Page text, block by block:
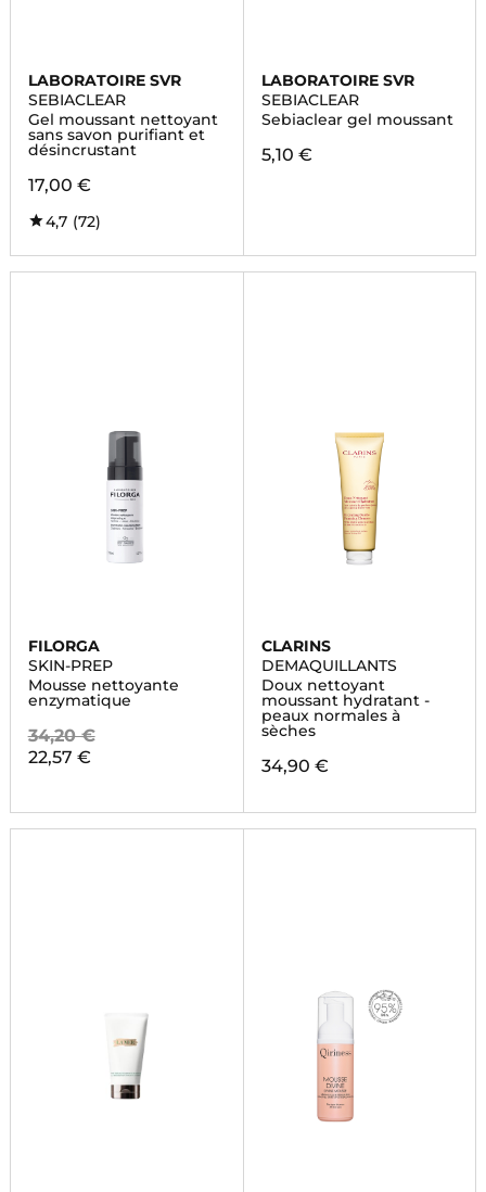
LABORATOIRE SVR
SEBIACLEAR
Gel moussant nettoyant
sans savon purifiant et
désincrustant
17,00 €
4,7 (72)
LABORATOIRE SVR
SEBIACLEAR
Sebiaclear gel moussant
5,10 €
FILORGA
SKIN-PREP
Mousse nettoyante
enzymatique
34,20 €
22,57 €
CLARINS
DEMAQUILLANTS
Doux nettoyant
moussant hydratant -
peaux normales à
sèches
34,90 €